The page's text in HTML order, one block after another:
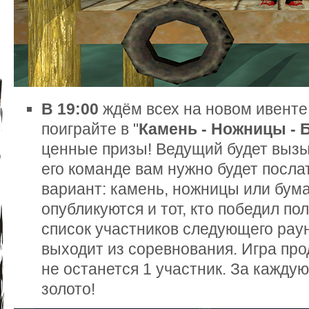
В 19:00 ждём всех на новом
поиграйте в "Камень - Ножницы -
ценные призы! Ведущий будет
его команде вам нужно будет
вариант: камень, ножницы или
опубликуются и тот, кто победил
список участников следующего
выходит из соревнования. Игра
не останется 1 участник. За
золото!